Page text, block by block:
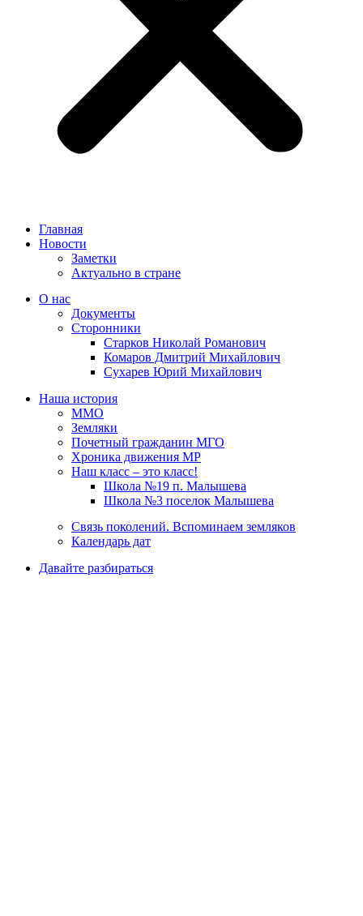
Главная
Новости
Заметки
Актуально в стране
О нас
Документы
Сторонники
Старков Николай Романович
Комаров Дмитрий Михайлович
Сухарев Юрий Михайлович
Наша история
ММО
Земляки
Почетный гражданин МГО
Хроника движения МР
Наш класс – это класс!
Школа №19 п. Малышева
Школа №3 поселок Малышева
Связь поколений. Вспоминаем земляков
Календарь дат
Давайте разбираться